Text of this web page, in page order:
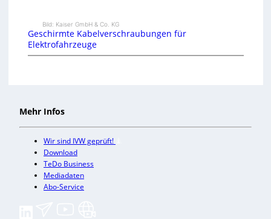
Bild: Kaiser GmbH & Co. KG
Geschirmte Kabelverschraubungen für
Elektrofahrzeuge
Mehr Infos
Wir sind IVW geprüft!
Download
TeDo Business
Mediadaten
Abo-Service